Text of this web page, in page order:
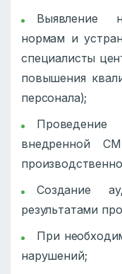
Выявление
нормам и
специалисты
повышения
персонала);
внедренной
Создание
результатами
При
нарушений;